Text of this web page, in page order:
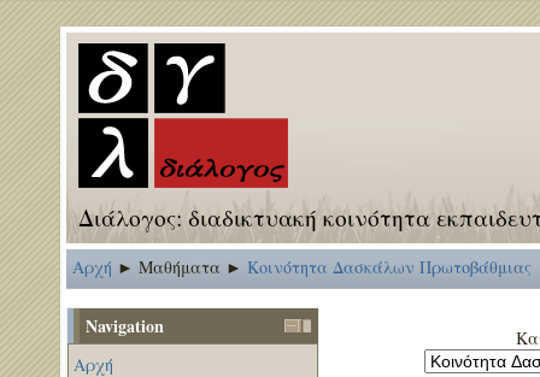
Διάλογος: διαδικτυακή κοινότητα
Αρχή ► Μαθήματα ► Κοινότητα Δασκάλων Πρωτοβάθμιας
Navigation
Αρχή